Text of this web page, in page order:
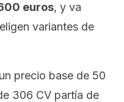
euros, y va
variantes de
precio base de 50
306 CV partía de